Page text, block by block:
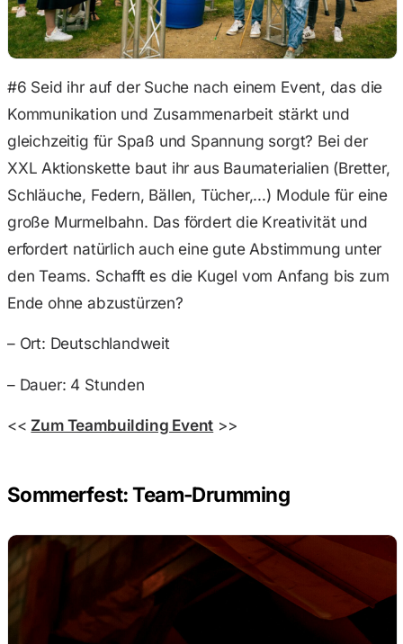
#6 Seid ihr auf der Suche nach einem Event, das die
Kommunikation und Zusammenarbeit stärkt und
gleichzeitig für Spaß und Spannung sorgt? Bei der
XXL Aktionskette baut ihr aus Baumaterialien (Bretter,
Schläuche, Federn, Bällen, Tücher,…) Module für eine
große Murmelbahn. Das fördert die Kreativität und
erfordert natürlich auch eine gute Abstimmung unter
den Teams. Schafft es die Kugel vom Anfang bis zum
Ende ohne abzustürzen?
– Ort: Deutschlandweit
– Dauer: 4 Stunden
<< Zum Teambuilding Event >>
Sommerfest: Team-Drumming